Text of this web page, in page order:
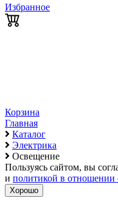
Избранное
Корзина
Главная
Каталог
Электрика
Освещение
Пользуясь сайтом, вы
и политикой в отношении
Хорошо